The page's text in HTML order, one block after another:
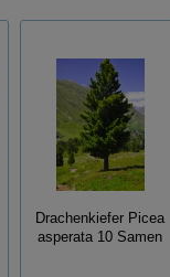
Drachenkiefer Picea
asperata 10 Samen